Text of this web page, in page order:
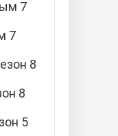
7
8